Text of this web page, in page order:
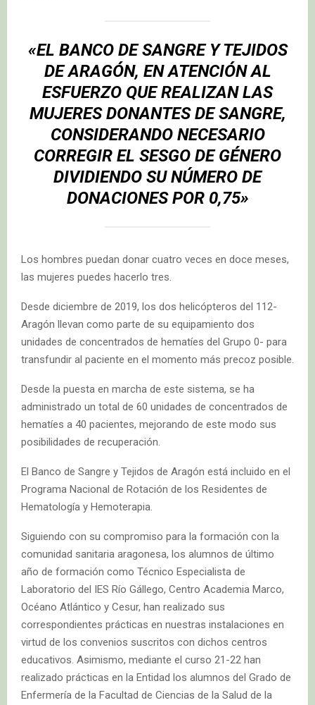
«EL BANCO DE SANGRE Y TEJIDOS
DE ARAGÓN, EN ATENCIÓN AL
ESFUERZO QUE REALIZAN LAS
MUJERES DONANTES DE SANGRE,
CONSIDERANDO NECESARIO
CORREGIR EL SESGO DE GÉNERO
DIVIDIENDO SU NÚMERO DE
DONACIONES POR 0,75»
Los hombres puedan donar cuatro veces en doce meses,
las mujeres puedes hacerlo tres.
Desde diciembre de 2019, los dos helicópteros del 112-
Aragón llevan como parte de su equipamiento dos
unidades de concentrados de hematíes del Grupo 0- para
transfundir al paciente en el momento más precoz posible.
Desde la puesta en marcha de este sistema, se ha
administrado un total de 60 unidades de concentrados de
hematíes a 40 pacientes, mejorando de este modo sus
posibilidades de recuperación.
El Banco de Sangre y Tejidos de Aragón está incluido en el
Programa Nacional de Rotación de los Residentes de
Hematología y Hemoterapia.
Siguiendo con su compromiso para la formación con la
comunidad sanitaria aragonesa, los alumnos de último
año de formación como Técnico Especialista de
Laboratorio del IES Río Gállego, Centro Academia Marco,
Océano Atlántico y Cesur, han realizado sus
correspondientes prácticas en nuestras instalaciones en
virtud de los convenios suscritos con dichos centros
educativos. Asimismo, mediante el curso 21-22 han
realizado prácticas en la Entidad los alumnos del Grado de
Enfermería de la Facultad de Ciencias de la Salud de la